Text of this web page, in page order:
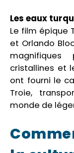
Les eaux
Le film épique
et Orlando
cristallines et
ont fourni le
Troie,
monde de